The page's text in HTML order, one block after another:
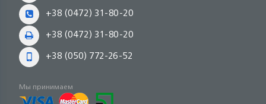
+38 (0472) 31-80-20
+38 (0472) 31-80-20
+38 (050) 772-26-52
Мы принимаем